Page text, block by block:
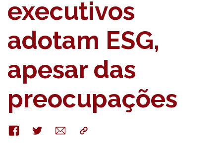
executivos
adotam ESG,
apesar das
preocupações
FacebookTwitterE-
mail
Copy